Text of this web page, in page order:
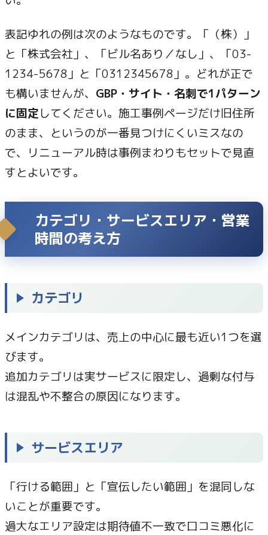
表記ゆれの例は次のようなものです。「（株）」
と「株式会社」、「ビル名あり／なし」、「03-
1234-5678」と「0312345678」。どれが正で
も構いませんが、 GBP・サイト・名刺で1パターン
に固定してください。施工事例ページだけ旧住所
のまま、というのが一番見つけにくいミスなの
で、リニューアル時は事例まわりもセットで見直
すとよいです。
カテゴリ・サービスエリア・営業
時間の考え方
カテゴリ
メインカテゴリは、売上の中心に最も近い1つを選
びます。
追加カテゴリは実サービスに限定し、過剰な付与
は混乱や不整合の原因になります。
サービスエリア
「行ける範囲」と「宣伝したい範囲」を混同しな
いことが重要です。
過大なエリア設定は期待値不一致で口コミ悪化に